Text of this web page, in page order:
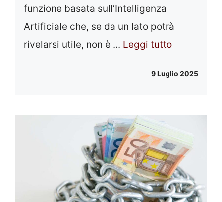
funzione basata sull’Intelligenza
Artificiale che, se da un lato potrà
rivelarsi utile, non è ... Leggi tutto
9 Luglio 2025